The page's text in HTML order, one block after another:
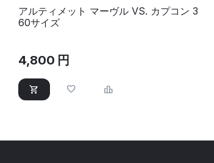
アルティメット マーヴル VS. カプコン 3
60サイズ
4,800 円